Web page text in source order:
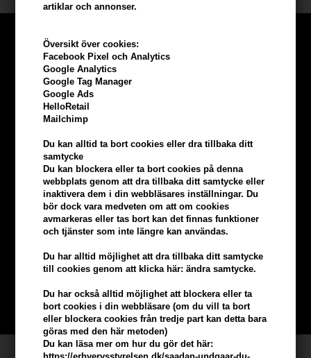
artiklar och annonser.
Översikt över cookies:
Facebook Pixel och Analytics
Google Analytics
Google Tag Manager
Google Ads
HelloRetail
Mailchimp
Du kan alltid ta bort cookies eller dra tillbaka ditt
samtycke
Du kan blockera eller ta bort cookies på denna
webbplats genom att dra tillbaka ditt samtycke eller
inaktivera dem i din webbläsares inställningar. Du
bör dock vara medveten om att om cookies
avmarkeras eller tas bort kan det finnas funktioner
och tjänster som inte längre kan användas.
Du har alltid möjlighet att dra tillbaka ditt samtycke
till cookies genom att klicka här: ändra samtycke.
Du har också alltid möjlighet att blockera eller ta
bort cookies i din webbläsare (om du vill ta bort
eller blockera cookies från tredje part kan detta bara
göras med den här metoden)
Du kan läsa mer om hur du gör det här:
Tjäna5% bonuspå hela din
beställning
BLI EN GRATIS MEDLEM HÄR